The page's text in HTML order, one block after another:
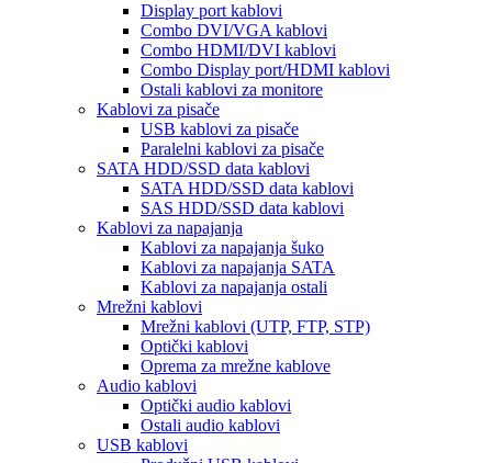
Display port kablovi
Combo DVI/VGA kablovi
Combo HDMI/DVI kablovi
Combo Display port/HDMI kablovi
Ostali kablovi za monitore
Kablovi za pisače
USB kablovi za pisače
Paralelni kablovi za pisače
SATA HDD/SSD data kablovi
SATA HDD/SSD data kablovi
SAS HDD/SSD data kablovi
Kablovi za napajanja
Kablovi za napajanja šuko
Kablovi za napajanja SATA
Kablovi za napajanja ostali
Mrežni kablovi
Mrežni kablovi (UTP, FTP, STP)
Optički kablovi
Oprema za mrežne kablove
Audio kablovi
Optički audio kablovi
Ostali audio kablovi
USB kablovi